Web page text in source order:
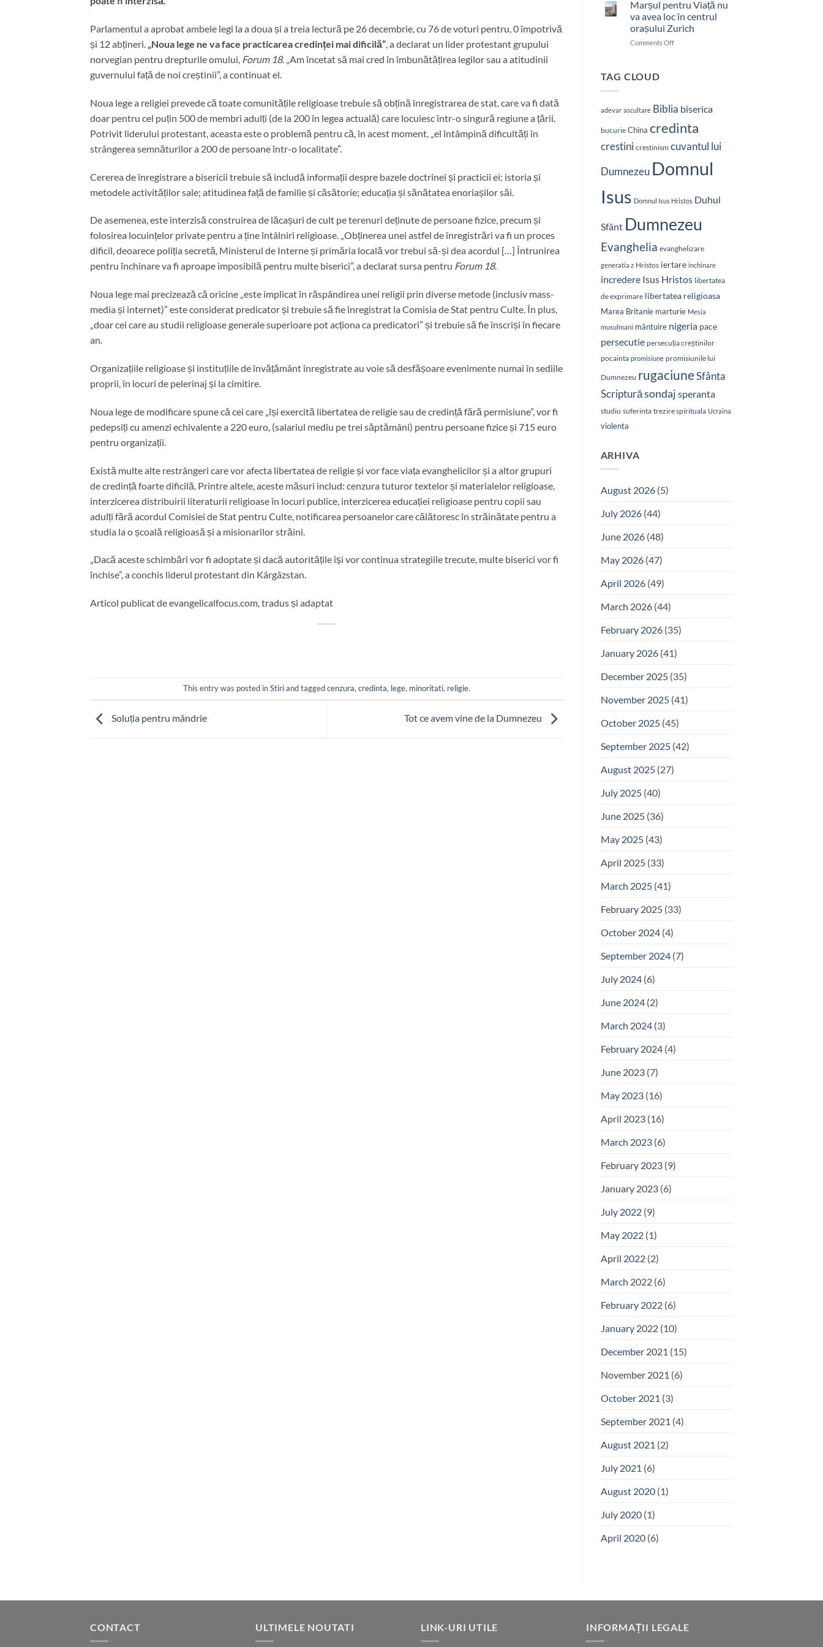
Parlamentul a aprobat ambele legi la a doua și a treia lectură pe 26 decembrie, cu 76 de voturi pentru, 0 împotrivă
și 12 abțineri. „Noua lege ne va face practicarea credinței mai dificilă”, a declarat un lider protestant grupului
norvegian pentru drepturile omului, Forum 18. „Am încetat să mai cred în îmbunătățirea legilor sau a atitudinii
guvernului față de noi creștinii”, a continuat el.
Noua lege a religiei prevede că toate comunitățile religioase trebuie să obțină înregistrarea de stat, care va fi dată
doar pentru cel puțin 500 de membri adulți (de la 200 în legea actuală) care locuiesc într-o singură regiune a țării.
Potrivit liderului protestant, aceasta este o problemă pentru că, în acest moment, „el întâmpină dificultăți în
strângerea semnăturilor a 200 de persoane într-o localitate”.
Cererea de înregistrare a bisericii trebuie să includă informații despre bazele doctrinei și practicii ei; istoria și
metodele activităților sale; atitudinea față de familie și căsătorie; educația și sănătatea enoriașilor săi.
De asemenea, este interzisă construirea de lăcașuri de cult pe terenuri deținute de persoane fizice, precum și
folosirea locuințelor private pentru a ține întâlniri religioase. „Obținerea unei astfel de înregistrări va fi un proces
dificil, deoarece poliția secretă, Ministerul de Interne și primăria locală vor trebui să-și dea acordul […] Întrunirea
pentru închinare va fi aproape imposibilă pentru multe biserici”, a declarat sursa pentru Forum 18.
Noua lege mai precizează că oricine „este implicat în răspândirea unei religii prin diverse metode (inclusiv mass-
media și internet)” este considerat predicator și trebuie să fie înregistrat la Comisia de Stat pentru Culte. În plus,
„doar cei care au studii religioase generale superioare pot acționa ca predicatori” și trebuie să fie înscriși în fiecare
an.
Organizațiile religioase și instituțiile de învățământ înregistrate au voie să desfășoare evenimente numai în sediile
proprii, în locuri de pelerinaj și la cimitire.
Noua lege de modificare spune că cei care „își exercită libertatea de religie sau de credință fără permisiune”, vor fi
pedepsiți cu amenzi echivalente a 220 euro, (salariul mediu pe trei săptămâni) pentru persoane fizice și 715 euro
pentru organizații.
Există multe alte restrângeri care vor afecta libertatea de religie și vor face viața evanghelicilor și a altor grupuri
de credință foarte dificilă. Printre altele, aceste măsuri includ: cenzura tuturor textelor și materialelor religioase,
interzicerea distribuirii literaturii religioase în locuri publice, interzicerea educației religioase pentru copii sau
adulți fără acordul Comisiei de Stat pentru Culte, notificarea persoanelor care călătoresc în străinătate pentru a
studia la o școală religioasă și a misionarilor străini.
„Dacă aceste schimbări vor fi adoptate și dacă autoritățile își vor continua strategiile trecute, multe biserici vor fi
închise”, a conchis liderul protestant din Kârgâzstan.
Articol publicat de evangelicalfocus.com, tradus și adaptat
This entry was posted inStiriand taggedcenzura,credinta, lege, minoritati, religie.
Soluția pentru mândrie Tot ce avem vine de la Dumnezeu
brutalitate
în
Nepal:
pe
Marșul pentru Viață nu
va avea loc în centrul
orașului Zurich
Comments Offon
avea
loc
în
orașului
TAG CLOUD
adevar ascultare Biblia biserica
bucurie China credinta
crestini crestinism cuvantul lui
Dumnezeu Domnul
Isus Domnul Isus Hristos Duhul
Sfânt Dumnezeu
Evanghelia evanghelizare
generatia z Hristos iertare inchinare
incredere Isus Hristos libertatea
de exprimare libertatea religioasa
Marea Britanie marturie Mesia
musulmani mântuire nigeria pace
persecutie persecuția creștinilor
pocainta promisiune promisiunile lui
Dumnezeu rugaciuneSfânta
Scripturăsondaj speranta
studiu suferinta trezire spirituala Ucraina
violenta
ARHIVA
August 2026(5)
July 2026(44)
June 2026(48)
May 2026(47)
April 2026(49)
March 2026(44)
February 2026(35)
January 2026(41)
December 2025(35)
November 2025(41)
October 2025(45)
September 2025(42)
August 2025(27)
July 2025(40)
June 2025(36)
May 2025(43)
April 2025(33)
March 2025(41)
February 2025(33)
October 2024(4)
September 2024(7)
July 2024(6)
June 2024(2)
March 2024(3)
February 2024(4)
June 2023(7)
May 2023(16)
April 2023(16)
March 2023(6)
February 2023(9)
January 2023(6)
July 2022(9)
May 2022(1)
April 2022(2)
March 2022(6)
February 2022(6)
January 2022(10)
December 2021 (15)
November 2021 (6)
October 2021 (3)
September 2021 (4)
August 2021 (2)
July 2021 (6)
August 2020(1)
July 2020(1)
April 2020(6)
CONTACT ULTIMELE NOUTATI LINK-URI UTILE INFORMAȚII LEGALE